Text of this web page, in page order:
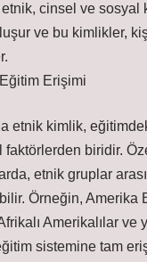
cinsel ve sosyal
ve bu kimlikler,
Erişimi
etnik kimlik,
faktörlerden biridir.
etnik gruplar
Örneğin, Amerika
Amerikalılar ve
sistemine tam